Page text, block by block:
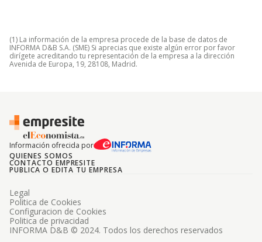
(1) La información de la empresa procede de la base de datos de
INFORMA D&B S.A. (SME) Si aprecias que existe algún error por favor
dirígete acreditando tu representación de la empresa a la dirección
Avenida de Europa, 19, 28108, Madrid.
Información ofrecida por
QUIENES SOMOS
CONTACTO EMPRESITE
PUBLICA O EDITA TU EMPRESA
INFORMA D&B © 2024. Todos los derechos reservados
Legal
Politica de Cookies
Configuracion de Cookies
Politica de privacidad